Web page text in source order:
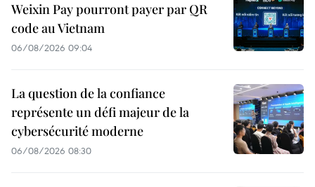
Weixin Pay pourront payer par QR
code au Vietnam
06/08/2026 09:04
La question de la confiance
représente un défi majeur de la
cybersécurité moderne
06/08/2026 08:30